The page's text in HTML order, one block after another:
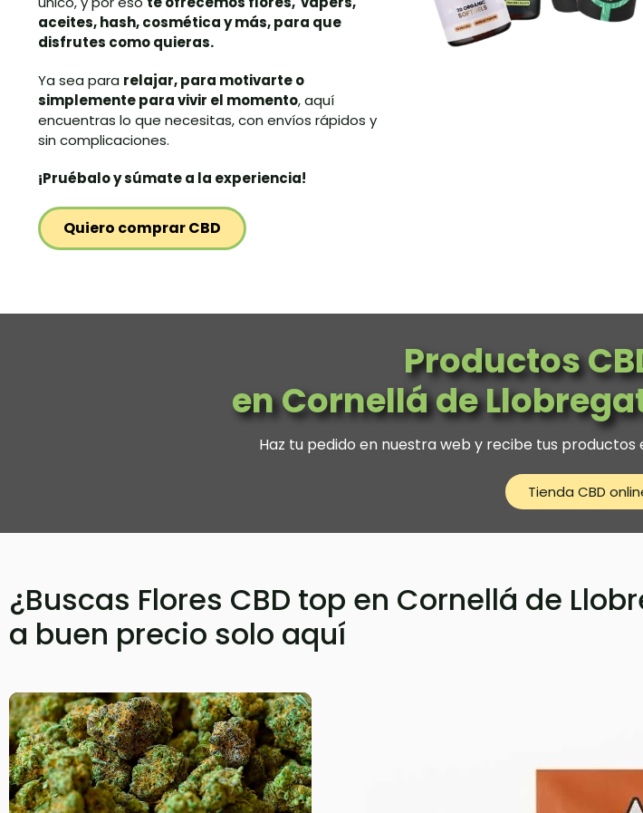
aceites, hash, cosmética y más, para que
disfrutes como quieras.
Ya sea para relajar, para motivarte o
simplemente para vivir el momento, aquí
encuentras lo que necesitas, con envíos rápidos y
sin complicaciones.
¡Pruébalo y súmate a la experiencia!
Quiero comprar CBD
Productos
en Cornellá de
Haz tu pedido en nuestra web y recibe tus productos
Tienda CBD
¿Buscas Flores CBD top en Cornellá de
a buen precio solo aquí